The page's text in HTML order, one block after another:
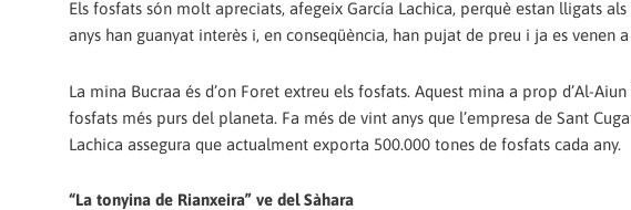
Els fosfats són molt apreciats, afegeix García Lachica, perquè estan lligats
anys han guanyat interès i, en conseqüència, han pujat de preu i ja es venen
La mina Bucraa és d’on Foret extreu els fosfats. Aquest mina a prop d’Al-
fosfats més purs del planeta. Fa més de vint anys que l’empresa de Sant
Lachica assegura que actualment exporta 500.000 tones de fosfats cada any.
“La tonyina de Rianxeira” ve del Sàhara